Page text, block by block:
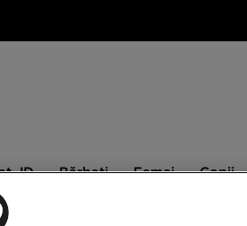
JD Bărbați Femei Copii